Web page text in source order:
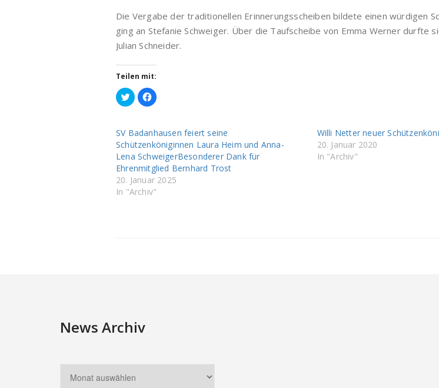
Die Vergabe der traditionellen Erinnerungsscheiben bildete einen würdigen
ging an Stefanie Schweiger. Über die Taufscheibe von Emma Werner durfte
Julian Schneider.
Teilen mit:
Klick,
um
über
teilen
(Wird
in
neuem
Fenster
geöffnet)
Klick,
um
teilen
(Wird
in
neuem
Fenster
geöffnet)
SV Badanhausen feiert seine
Schützenköniginnen Laura Heim und Anna-
Lena SchweigerBesonderer Dank für
Ehrenmitglied Bernhard Trost
20. Januar 2025
In "Archiv"
Willi Netter neuer
20. Januar 2020
In "Archiv"
News Archiv